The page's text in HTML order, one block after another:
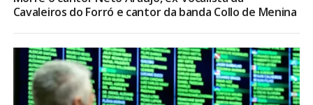
Cavaleiros do Forró e cantor da banda Collo de Menina